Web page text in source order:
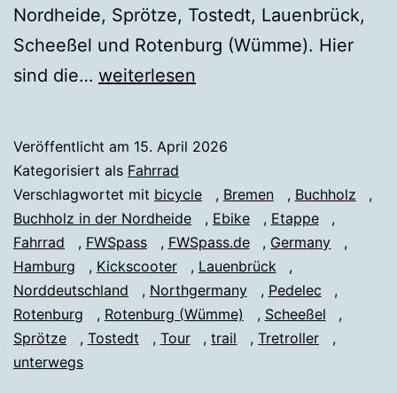
Nordheide, Sprötze, Tostedt, Lauenbrück,
Scheeßel und Rotenburg (Wümme). Hier
sind die… Fahrrad
BUCHHOLZ
weiterlesen
Veröffentlicht am 15. April 2026
Kategorisiert als Fahrrad
Verschlagwortet mit bicycle , Bremen , Buchholz
,
Buchholz in der Nordheide
, Ebike , Etappe
,
Fahrrad
, FWSpass , FWSpass.de , Germany
,
Hamburg
, Kickscooter , Lauenbrück
,
Norddeutschland
, Northgermany , Pedelec
,
Rotenburg
, Rotenburg (Wümme) , Scheeßel
,
Sprötze
, Tostedt , Tour ,trail ,Tretroller
,
unterwegs